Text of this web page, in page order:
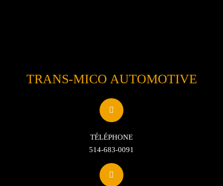
TRANS-MICO AUTOMOTIVE
TÉLÉPHONE
514-683-0091